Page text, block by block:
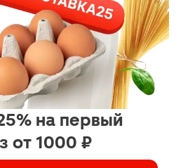
на первый
от 1000 ₽